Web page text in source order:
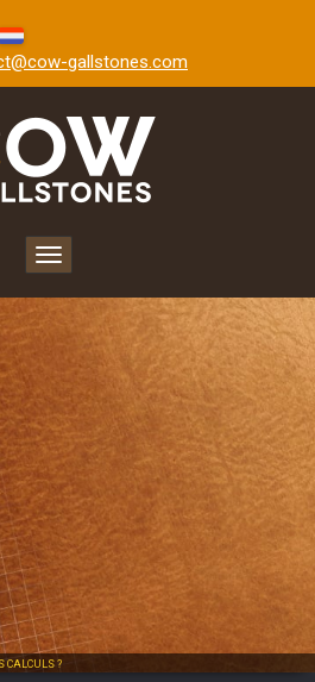
gallstones.com
Toggle
navigation
CALCULS ?